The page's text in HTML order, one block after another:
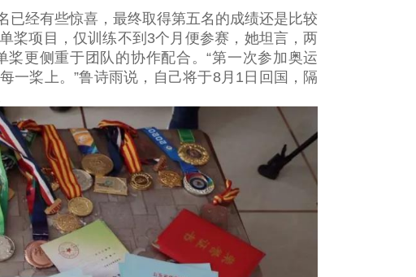
经有些惊喜，最终取得第五名的成绩还是比较
桨项目，仅训练不到3个月便参赛，她坦言，两
更侧重于团队的协作配合。“第一次参加奥运
一桨上。”鲁诗雨说，自己将于8月1日回国，隔